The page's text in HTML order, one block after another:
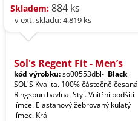
Skladem: 884 ks
- v ext. skladu: 4.819 ks
Sol's Regent Fit - Men’s
kód výrobku:so00553dbl-l Black
SOL'S Kvalita. 100% částečně česaná
Ringspun bavlna. Styl. Vnitřní podšití
límce. Elastanový žebrovaný kulatý
límec. Krá